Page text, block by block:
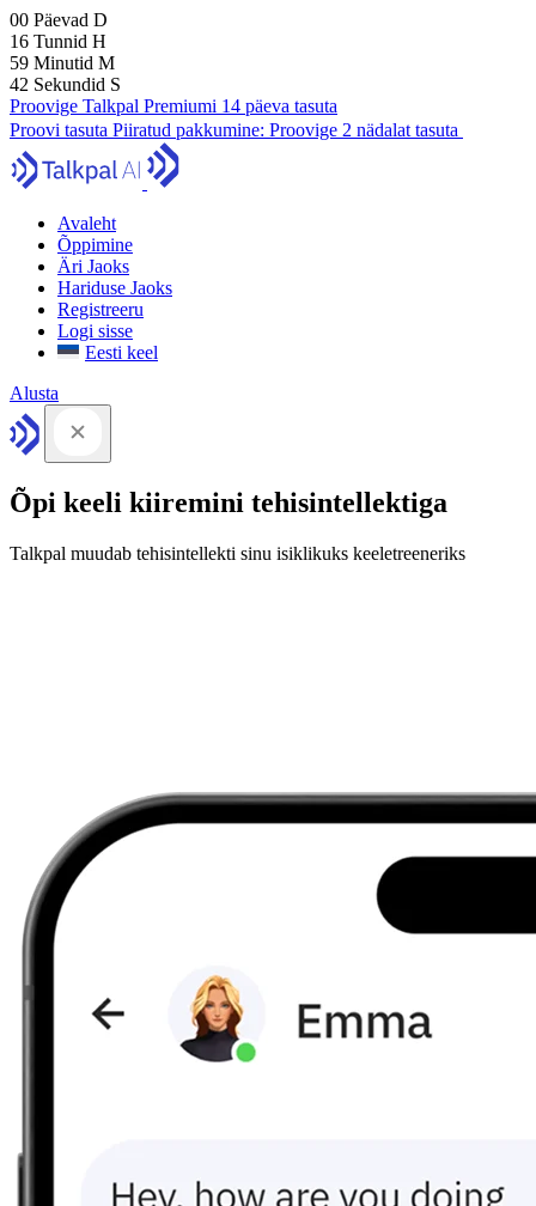
00 Päevad D
16 Tunnid H
59 Minutid M
41 Sekundid S
Proovige Talkpal Premiumi 14 päeva tasuta
Proovi tasuta Piiratud pakkumine: Proovige 2 nädalat tasuta
Avaleht
Õppimine
Äri Jaoks
Hariduse Jaoks
Registreeru
Logi sisse
Eesti keel
Alusta
Õpi keeli kiiremini tehisintellektiga
Talkpal muudab tehisintellekti sinu isiklikuks keeletreeneriks